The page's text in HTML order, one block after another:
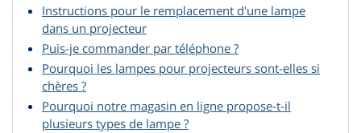
Instructions pour le remplacement d'une lampe
dans un projecteur
Puis-je commander par téléphone ?
Pourquoi les lampes pour projecteurs sont-elles si
chères ?
Pourquoi notre magasin en ligne propose-t-il
plusieurs types de lampe ?